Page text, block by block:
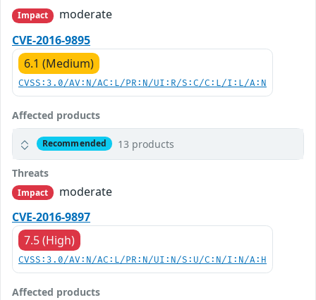
Impact
moderate
CVE-2016-9895
6.1 (Medium)
CVSS:3.0/AV:N/AC:L/PR:N/UI:R/S:C/C:L/I:L/A:N
Affected products
Recommended 13 products
Threats
Impact
moderate
CVE-2016-9897
7.5 (High)
CVSS:3.0/AV:N/AC:L/PR:N/UI:N/S:U/C:N/I:N/A:H
Affected products